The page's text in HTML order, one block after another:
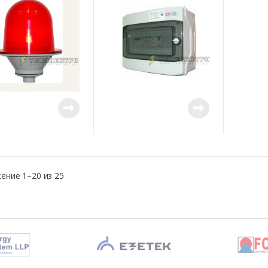
огнями малой интенсивности .
1–20 из 25